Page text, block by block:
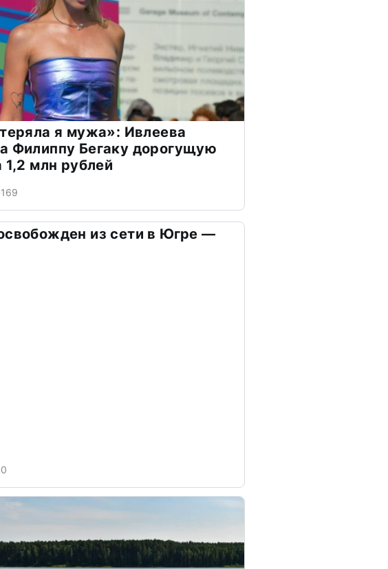
я мужа»: Ивлеева
Филиппу Бегаку дорогущую
1,2 млн рублей
169
из сети в Югре —
0